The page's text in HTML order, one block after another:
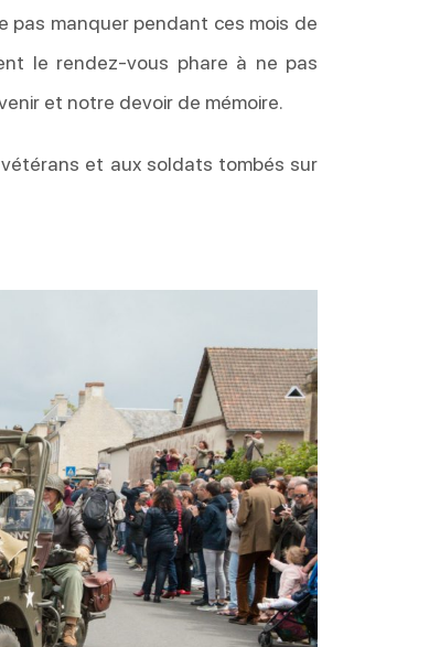
pas manquer pendant ces mois de
le rendez-vous phare à ne pas
et notre devoir de mémoire.
et aux soldats tombés sur